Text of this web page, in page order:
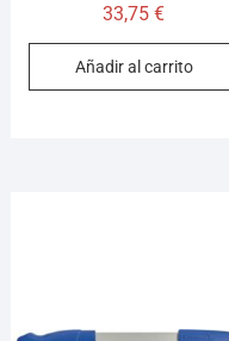
33,75€
Añadir al carrito